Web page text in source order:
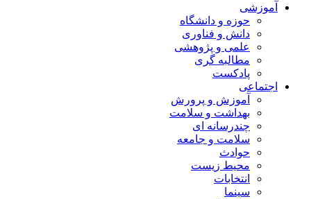
آموزشی
حوزه و دانشگاه
دانش و فناوری
علمی و پژوهشی
مطالبه گری
پادکست
اجتماعی
آموزش و پرورش
بهداشت و سلامت
چندرسانه ای
سلامت و جامعه
حوادث
محیط زیست
انتخابات
سینما